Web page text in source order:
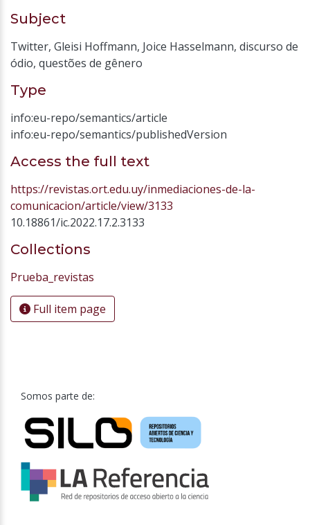
Subject
Twitter, Gleisi Hoffmann, Joice Hasselmann, discurso de
ódio, questões de gênero
Type
info:eu-repo/semantics/article
info:eu-repo/semantics/publishedVersion
Access the full text
https://revistas.ort.edu.uy/inmediaciones-de-la-
comunicacion/article/view/3133
10.18861/ic.2022.17.2.3133
Collections
Prueba_revistas
Full item page
Somos parte de: